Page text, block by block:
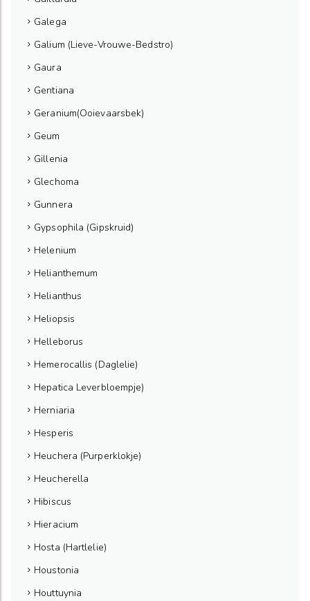
Galega
Galium (Lieve-Vrouwe-Bedstro)
Gaura
Gentiana
Geranium(Ooievaarsbek)
Geum
Gillenia
Glechoma
Gunnera
Gypsophila (Gipskruid)
Helenium
Helianthemum
Helianthus
Heliopsis
Helleborus
Hemerocallis (Daglelie)
Hepatica Leverbloempje)
Herniaria
Hesperis
Heuchera (Purperklokje)
Heucherella
Hibiscus
Hieracium
Hosta (Hartlelie)
Houstonia
Houttuynia